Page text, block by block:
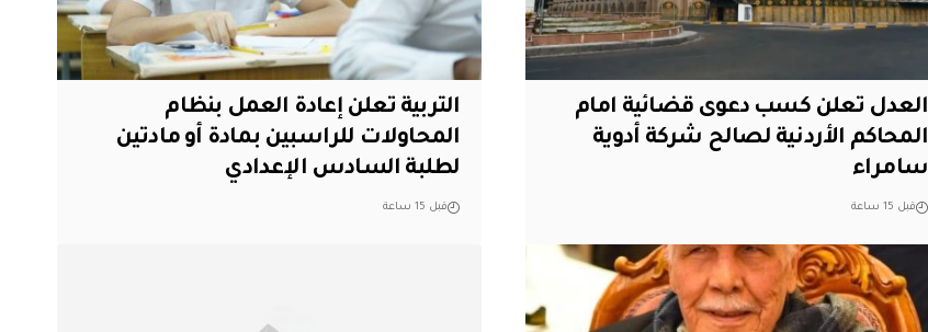
العدل تعلن كسب دعوى قضائية امام
المحاكم الأردنية لصالح شركة أدوية
سامراء
قبل 15 ساعة
التربية تعلن إعادة العمل بنظام
المحاولات للراسبين بمادة أو مادتين
لطلبة السادس الإعدادي
قبل 15 ساعة